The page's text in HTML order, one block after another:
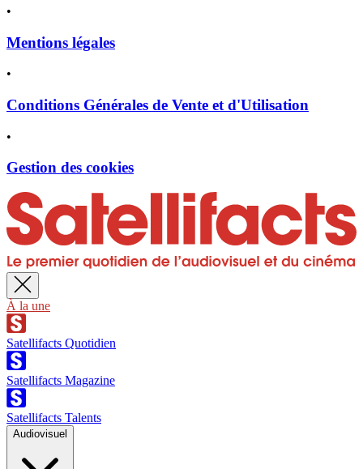
•
Mentions légales
•
Conditions Générales de Vente et d'Utilisation
•
Gestion des cookies
À la une
Satellifacts Quotidien
Satellifacts Magazine
Satellifacts Talents
Audiovisuel